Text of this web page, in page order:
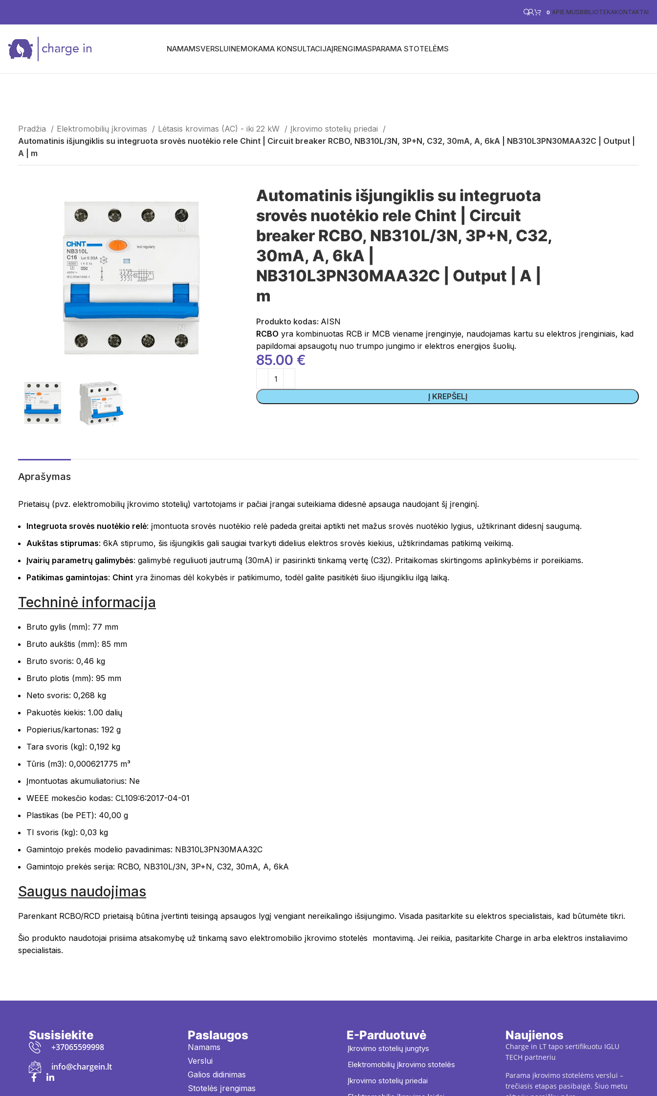
0 APIE MUSBIBLIOTEKAKONTAKTAI
NAMAMSVERSLUINEMOKAMA KONSULTACIJAĮRENGIMASPARAMA STOTELĖMS
Pradžia Elektromobilių įkrovimas Lėtasis krovimas (AC) - iki 22 kW
Įkrovimo stotelių priedai
Automatinis išjungiklis su integruota srovės nuotėkio rele Chint | Circuit breaker RCBO, NB310L/3N, 3P+N, C32, 30mA, A, 6kA | NB310L3PN30MAA32C | Output |
A | m
Automatinis išjungiklis su integruota
srovės nuotėkio rele Chint | Circuit
breaker RCBO, NB310L/3N, 3P+N, C32,
30mA, A, 6kA |
NB310L3PN30MAA32C | Output | A |
m
Produkto kodas: AISN
RCBO yra kombinuotas RCB ir MCB viename įrenginyje, naudojamas kartu su elektros įrenginiais, kad
papildomai apsaugotų nuo trumpo jungimo ir elektros energijos šuolių.
85.00€
Į KREPŠELĮ
Aprašymas
Prietaisų (pvz. elektromobilių įkrovimo stotelių) vartotojams ir pačiai įrangai suteikiama didesnė apsauga naudojant šį įrenginį.
Integruota srovės nuotėkio relė: įmontuota srovės nuotėkio relė padeda greitai aptikti net mažus srovės nuotėkio lygius, užtikrinant didesnį saugumą.
Aukštas stiprumas: 6kA stiprumo, šis išjungiklis gali saugiai tvarkyti didelius elektros srovės kiekius, užtikrindamas patikimą veikimą.
Įvairių parametrų galimybės: galimybė reguliuoti jautrumą (30mA) ir pasirinkti tinkamą vertę (C32). Pritaikomas skirtingoms aplinkybėms ir poreikiams.
Patikimas gamintojas: Chint yra žinomas dėl kokybės ir patikimumo, todėl galite pasitikėti šiuo išjungikliu ilgą laiką.
Techninė informacija
Bruto gylis (mm): 77 mm
Bruto aukštis (mm): 85 mm
Bruto svoris: 0,46 kg
Bruto plotis (mm): 95 mm
Neto svoris: 0,268 kg
Pakuotės kiekis: 1.00 dalių
Popierius/kartonas: 192 g
Tara svoris (kg): 0,192 kg
Tūris (m3): 0,000621775 m³
Įmontuotas akumuliatorius: Ne
WEEE mokesčio kodas: CL109:6:2017-04-01
Plastikas (be PET): 40,00 g
TI svoris (kg): 0,03 kg
Gamintojo prekės modelio pavadinimas: NB310L3PN30MAA32C
Gamintojo prekės serija: RCBO, NB310L/3N, 3P+N, C32, 30mA, A, 6kA
Saugus naudojimas
Parenkant RCBO/RCD prietaisą būtina įvertinti teisingą apsaugos lygį vengiant nereikalingo išsijungimo. Visada pasitarkite su elektros specialistais, kad būtumėte tikri.
Šio produkto naudotojai prisiima atsakomybę už tinkamą savo elektromobilio įkrovimo stotelės montavimą. Jei reikia, pasitarkite Charge in arba elektros instaliavimo
specialistais.
Susisiekite
+37065599998
info@chargein.lt
Paslaugos
Namams
Verslui
Galios didinimas
Stotelės įrengimas
E-Parduotuvė
Įkrovimo stotelių jungtys
Elektromobilių įkrovimo stotelės
Įkrovimo stotelių priedai
Naujienos
Charge in LT tapo sertifikuotu IGLU
TECH partneriu
Parama įkrovimo stotelėms verslui –
trečiasis etapas pasibaigė. Šiuo metu